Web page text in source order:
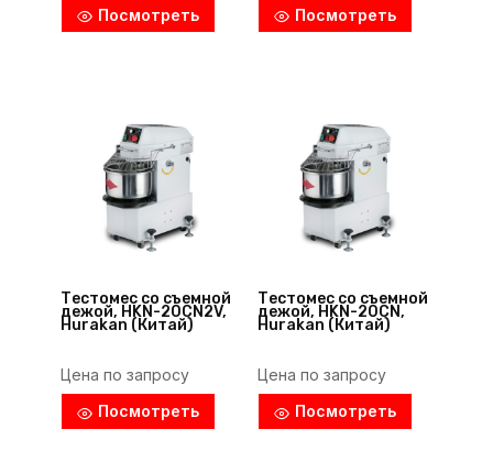
Посмотреть
Посмотреть
Тестомес со съемной
дежой, HKN-20CN2V,
Hurakan (Китай)
Цена по запросу
Посмотреть
Тестомес со съемной
дежой, HKN-20CN,
Hurakan (Китай)
Цена по запросу
Посмотреть